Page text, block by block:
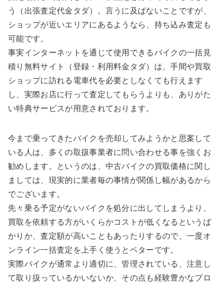
う（出張査定代金タダ）。言うに及ばないことですが、
ショップが近いエリアにあるようなら、持ち込み査定も
可能です。
事実インターネットを通じて使用できるバイクの一括見
積り無料サイト（登録・利用料金タダ）は、手間や買取
ショップに訪れる電車代を必要としなくても行えます
し、実際お店に行って査定してもらうよりも、ありがた
い特典サービスが用意されております。
今まで乗ってきたバイクを売却してみようかと思案して
いる人は、多くの取扱事業者に問い合わせる事を強くお
勧めします。というのは、中古バイクの買取価格に関し
ましては、現実的に業者毎の事情が関係し幅があるから
でございます。
先々乗る予定がないバイクを処分に出してしまうより、
買取を依頼する方がいくらかコストが低くなるというば
かりか、査定額が高いこともあったりするので、一度オ
ンライン一括査定を上手く使うとベターです。
実際バイクが通常より適切に、管理されている、注意し
て取り扱っているかいないか、その点も経験豊かなプロ